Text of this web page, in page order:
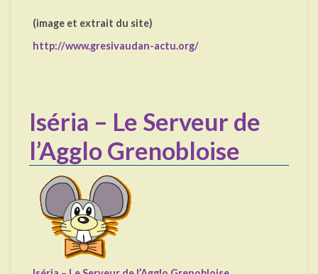
(image et extrait du site)
http://www.gresivaudan-actu.org/
Iséria – Le Serveur de
l’Agglo Grenobloise